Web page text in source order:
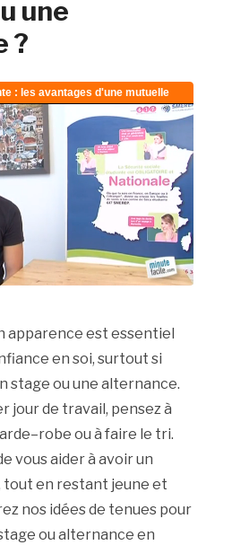
une
?
apparence est essentiel
en soi, surtout si
stage ou une alternance.
jourde travail, pensezà
–robe ou à faire le tri.
vousaiderà avoirun
tout en restant jeune et
nos idéesde tenues pour
ou alternance en